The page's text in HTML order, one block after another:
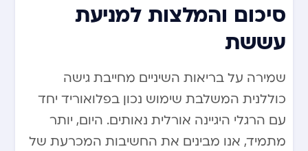
סיכום והמלצות למניעת
עששת
שמירה על בריאות השיניים מחייבת גישה
כוללנית המשלבת שימוש נכון בפלואוריד יחד
עם הרגלי היגיינה אורלית נאותים. היום, יותר
מתמיד, אנו מבינים את החשיבות המכרעת של